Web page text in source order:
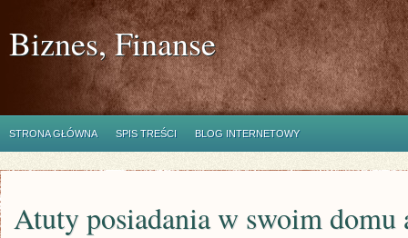
Biznes, Finanse
STRONA GŁÓWNA SPIS TREŚCI BLOG INTERNETOWY
Atuty posiadania w swoim domu